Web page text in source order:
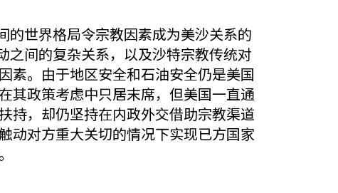
的世界格局令宗教因素成为美沙关系的
之间的复杂关系，以及沙特宗教传统对
素。由于地区安全和石油安全仍是美国
其政策考虑中只居末席，但美国一直通
持，却仍坚持在内政外交借助宗教渠道
动对方重大关切的情况下实现已方国家